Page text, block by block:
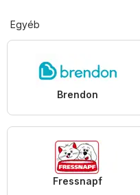
Egyéb
Brendon
Fressnapf